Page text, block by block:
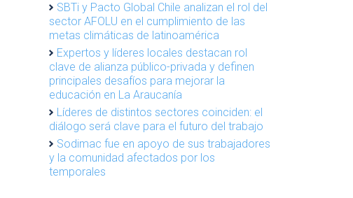
SBTi y Pacto Global Chile analizan el rol del
sector AFOLU en el cumplimiento de las
metas climáticas de latinoamérica
Expertos y líderes locales destacan rol
clave de alianza público-privada y definen
principales desafíos para mejorar la
educación en La Araucanía
Líderes de distintos sectores coinciden: el
diálogo será clave para el futuro del trabajo
Sodimac fue en apoyo de sus trabajadores
y la comunidad afectados por los
temporales